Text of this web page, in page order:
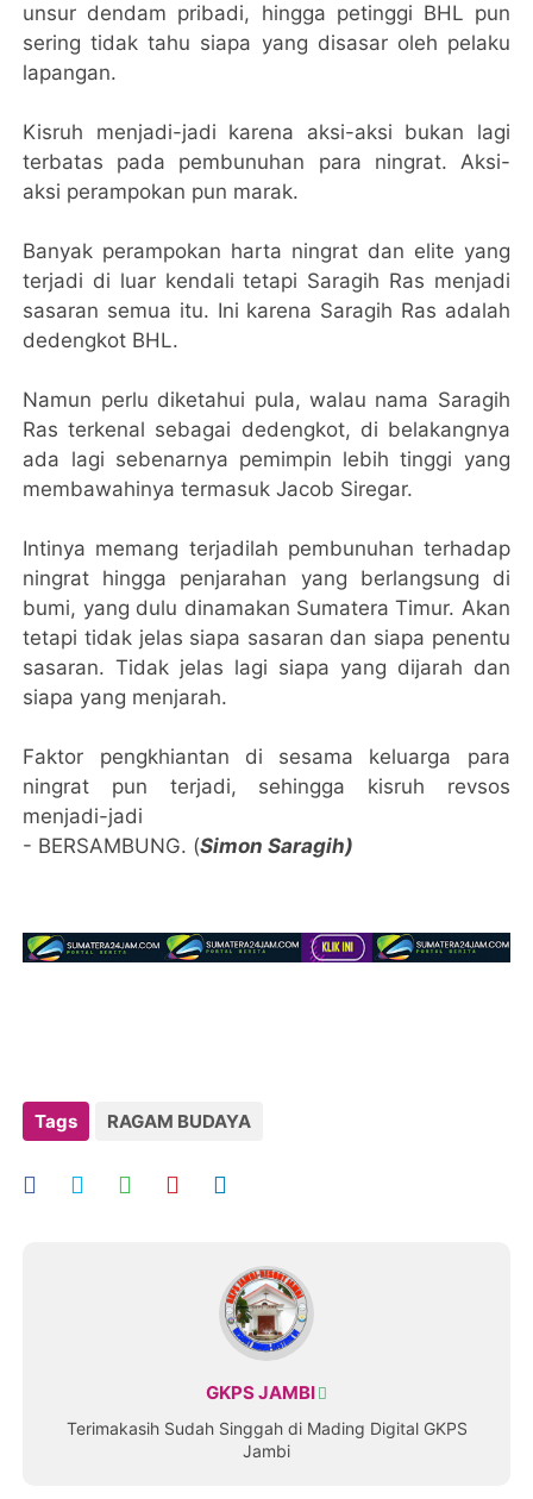
unsur dendam pribadi, hingga petinggi BHL pun
sering tidak tahu siapa yang disasar oleh pelaku
lapangan.
Kisruh menjadi-jadi karena aksi-aksi bukan lagi
terbatas pada pembunuhan para ningrat. Aksi-
aksi perampokan pun marak.
Banyak perampokan harta ningrat dan elite yang
terjadi di luar kendali tetapi Saragih Ras menjadi
sasaran semua itu. Ini karena Saragih Ras adalah
dedengkot BHL.
Namun perlu diketahui pula, walau nama Saragih
Ras terkenal sebagai dedengkot, di belakangnya
ada lagi sebenarnya pemimpin lebih tinggi yang
membawahinya termasuk Jacob Siregar.
Intinya memang terjadilah pembunuhan terhadap
ningrat hingga penjarahan yang berlangsung di
bumi, yang dulu dinamakan Sumatera Timur. Akan
tetapi tidak jelas siapa sasaran dan siapa penentu
sasaran. Tidak jelas lagi siapa yang dijarah dan
siapa yang menjarah.
Faktor pengkhiantan di sesama keluarga para
ningrat pun terjadi, sehingga kisruh revsos
menjadi-jadi
- BERSAMBUNG. (Simon Saragih)
Tags RAGAM BUDAYA
GKPS JAMBI
Terimakasih Sudah Singgah di Mading Digital GKPS
Jambi